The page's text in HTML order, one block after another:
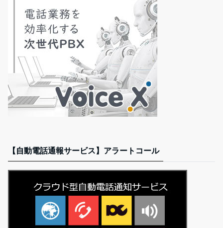
【自動電話通報サービス】アラートコール